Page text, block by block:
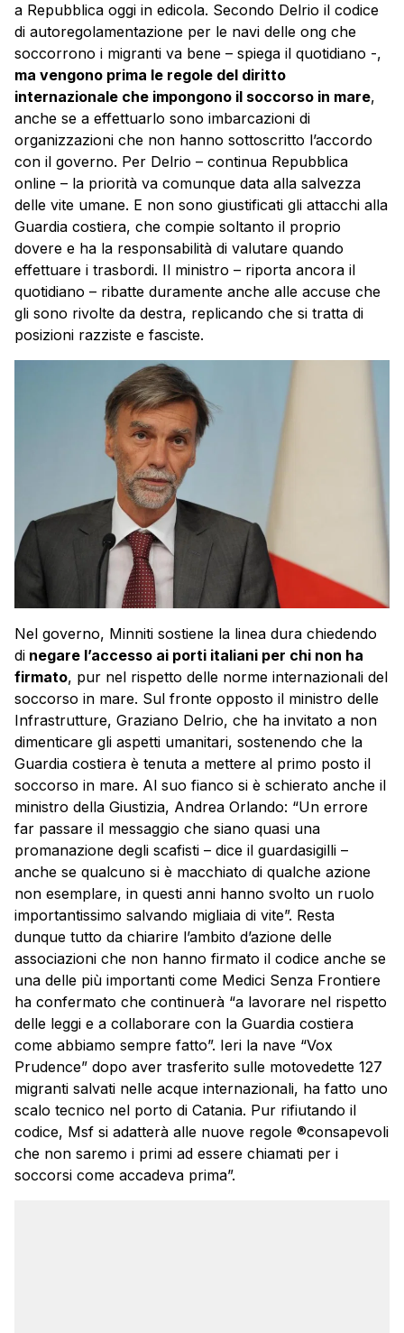
a Repubblica oggi in edicola. Secondo Delrio il codice
di autoregolamentazione per le navi delle ong che
soccorrono i migranti va bene – spiega il quotidiano -,
ma vengono prima le regole del diritto
internazionale che impongono il soccorso in mare,
anche se a effettuarlo sono imbarcazioni di
organizzazioni che non hanno sottoscritto l’accordo
con il governo. Per Delrio – continua Repubblica
online – la priorità va comunque data alla salvezza
delle vite umane. E non sono giustificati gli attacchi alla
Guardia costiera, che compie soltanto il proprio
dovere e ha la responsabilità di valutare quando
effettuare i trasbordi. Il ministro – riporta ancora il
quotidiano – ribatte duramente anche alle accuse che
gli sono rivolte da destra, replicando che si tratta di
posizioni razziste e fasciste.
Nel governo, Minniti sostiene la linea dura chiedendo
di negare l’accesso ai porti italiani per chi non ha
firmato, pur nel rispetto delle norme internazionali del
soccorso in mare. Sul fronte opposto il ministro delle
Infrastrutture, Graziano Delrio, che ha invitato a non
dimenticare gli aspetti umanitari, sostenendo che la
Guardia costiera è tenuta a mettere al primo posto il
soccorso in mare. Al suo fianco si è schierato anche il
ministro della Giustizia, Andrea Orlando: “Un errore
far passare il messaggio che siano quasi una
promanazione degli scafisti – dice il guardasigilli –
anche se qualcuno si è macchiato di qualche azione
non esemplare, in questi anni hanno svolto un ruolo
importantissimo salvando migliaia di vite”. Resta
dunque tutto da chiarire l’ambito d’azione delle
associazioni che non hanno firmato il codice anche se
una delle più importanti come Medici Senza Frontiere
ha confermato che continuerà “a lavorare nel rispetto
delle leggi e a collaborare con la Guardia costiera
come abbiamo sempre fatto”. Ieri la nave “Vox
Prudence” dopo aver trasferito sulle motovedette 127
migranti salvati nelle acque internazionali, ha fatto uno
scalo tecnico nel porto di Catania. Pur rifiutando il
codice, Msf si adatterà alle nuove regole ®consapevoli
che non saremo i primi ad essere chiamati per i
soccorsi come accadeva prima”.